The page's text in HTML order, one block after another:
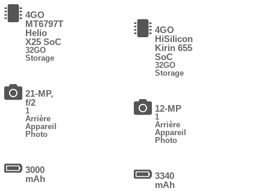
4GO
MT6797T
Helio
X25 SoC
32GO
Storage
21-MP,
f/2
1
Arrière
Appareil
Photo
3000
mAh
4GO
HiSilicon
Kirin 655
SoC
32GO
Storage
12-MP
1
Arrière
Appareil
Photo
3340
mAh